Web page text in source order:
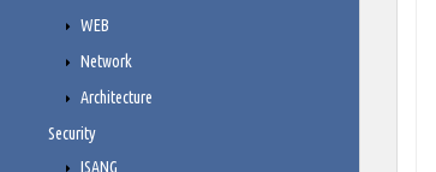
WEB
Network
Architecture
Security
ISANG